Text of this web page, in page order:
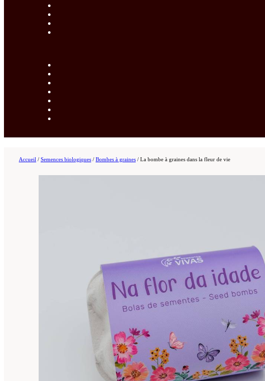
Accueil / Semences biologiques / Bombes à graines / La bombe à graines dans la fleur de vie